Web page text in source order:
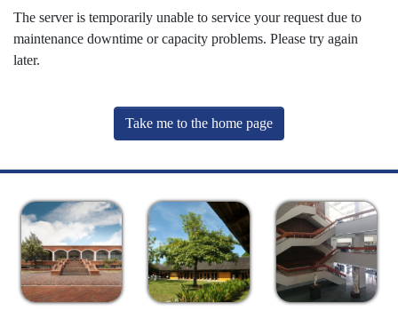
The server is temporarily unable to service your request due to
maintenance downtime or capacity problems. Please try again
later.
Take me to the home page